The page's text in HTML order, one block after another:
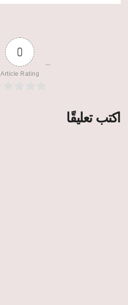
0
Article Rating
اكتب تعليقًا